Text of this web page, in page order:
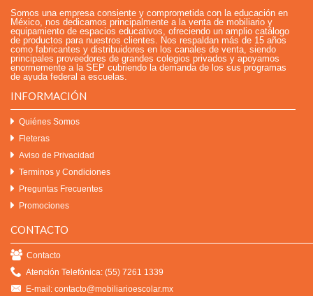
Somos una empresa consiente y comprometida con la educación en
México, nos dedicamos principalmente a la venta de mobiliario y
equipamiento de espacios educativos, ofreciendo un amplio catálogo
de productos para nuestros clientes. Nos respaldan más de 15 años
como fabricantes y distribuidores en los canales de venta, siendo
principales proveedores de grandes colegios privados y apoyamos
enormemente a la SEP cubriendo la demanda de los sus programas
de ayuda federal a escuelas.
INFORMACIÓN
Quiénes Somos
Fleteras
Aviso de Privacidad
Terminos y Condiciones
Preguntas Frecuentes
Promociones
CONTACTO
Contacto
Atención Telefónica: (55) 7261 1339
E-mail: contacto@mobiliarioescolar.mx